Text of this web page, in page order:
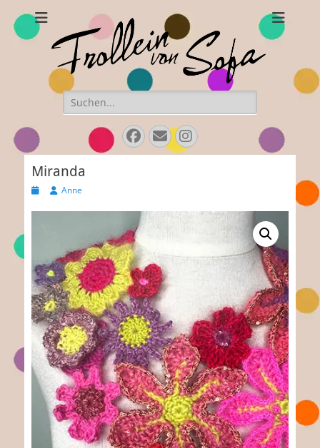
Frollein von Sofa
Handgefertigte Hüte und Accessoires
Suchen
nach:
Facebook
EmailInstagram
Miranda
Veröffentlicht
AutorAnne